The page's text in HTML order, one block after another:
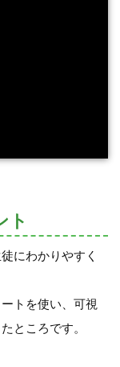
ト
にわかりやすく
トを使い、可視
ところです。